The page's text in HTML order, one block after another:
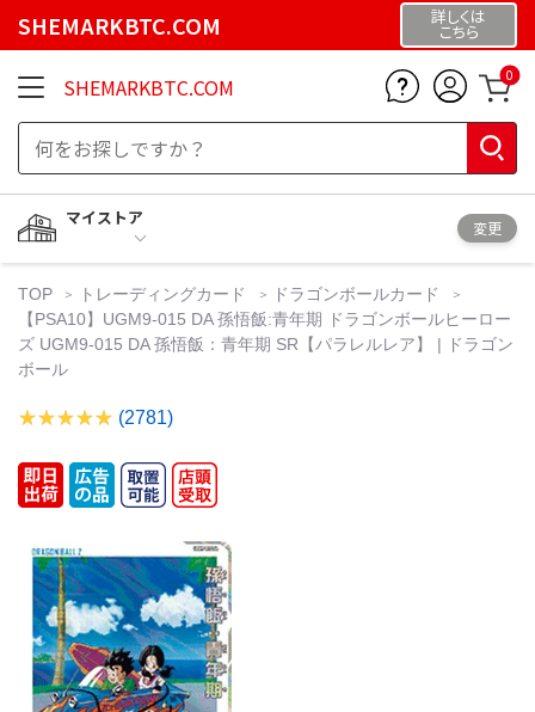
SHEMARKBTC.COM 詳しくは
こちら
SHEMARKBTC.COM 0
マイストア
変更
TOP トレーディングカード
ドラゴンボールカード
【PSA10】UGM9-015 DA 孫悟飯:青年期 ドラゴンボールヒーロー
ズ UGM9-015 DA 孫悟飯：青年期 SR【パラレルレア】 | ドラゴン
ボール
(2781)